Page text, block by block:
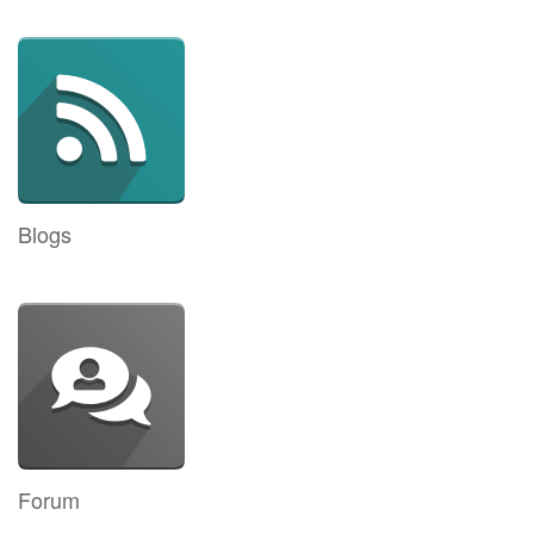
Blogs
Forum